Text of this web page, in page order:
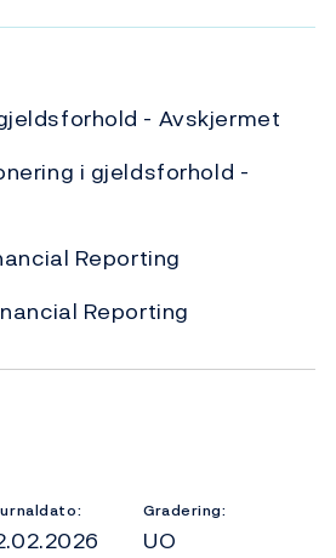
- Avskjermet
i gjeldsforhold -
Reporting
Reporting
Gradering:
UO